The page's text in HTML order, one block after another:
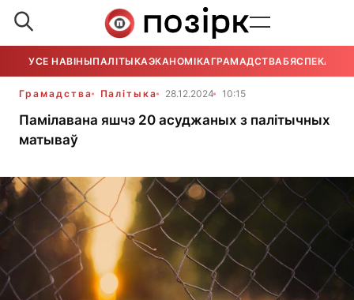
УСЕ НАВІНЫПАЛІТЫКАЭКАНОМІКАГРАМАДСТВАБЯСПЕКА
Грамадства Палітыка 28.12.2024 10:15
Памілавана яшчэ 20 асуджаных з палітычных
матываў